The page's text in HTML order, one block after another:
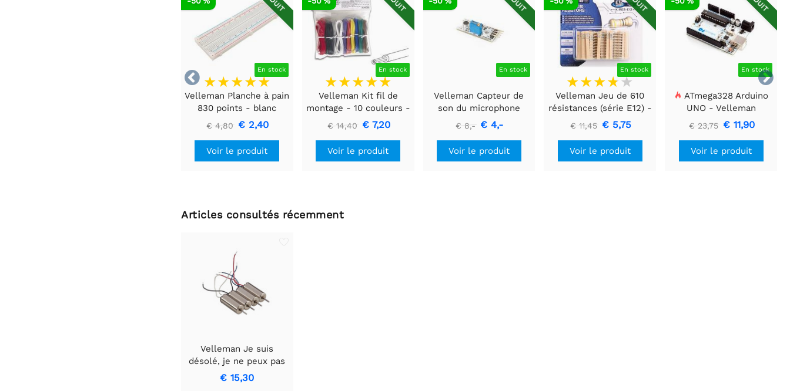

 En stock
Velleman Planche à pain
830 points - blanc
€ 4,80 € 2,40
Voir le produit
En stock
Velleman Kit fil de
montage - 10 couleurs -
60m - multiconducteur
€ 14,40 € 7,20
Voir le produit
En stock
Velleman Capteur de
son du microphone
€ 8,- € 4,-
Voir le produit
En stock
Velleman Jeu de 610
résistances (série E12) -
1/4W - 5%
€ 11,45 € 5,75
Voir le produit
En stock
ATmega328 Arduino
UNO - Velleman
€ 23,75 € 11,90
Voir le produit
Articles consultés récemment
Velleman Je suis
désolé, je ne peux pas
vous aider avec cela.
€ 15,30